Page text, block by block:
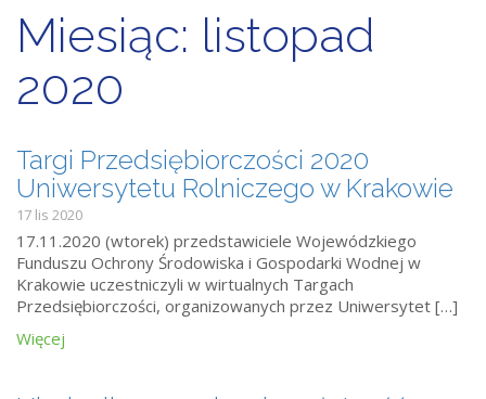
Miesiąc: listopad
2020
Targi Przedsiębiorczości 2020
Uniwersytetu Rolniczego w Krakowie
17 lis 2020
17.11.2020 (wtorek) przedstawiciele Wojewódzkiego
Funduszu Ochrony Środowiska i Gospodarki Wodnej w
Krakowie uczestniczyli w wirtualnych Targach
Przedsiębiorczości, organizowanych przez Uniwersytet […]
Więcej